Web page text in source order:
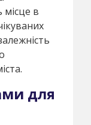
місце в
для